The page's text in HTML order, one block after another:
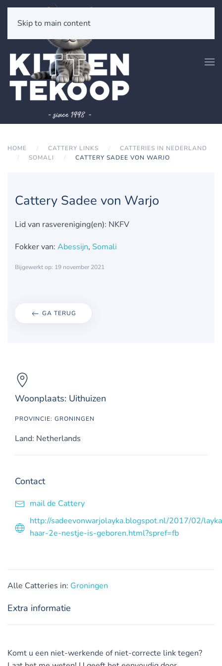
Skip to main content
HOME CATTERY LINKS
CATTERIES IN NEDERLAND
SOMALI
CATTERY SADEE VON WARJO
Cattery Sadee von Warjo
Lid van rasvereniging(en): NKFV
Fokker van: Abessijn, Somali
Bijgewerkt op: 19 november 2021
GA TERUG
Woonplaats: Uithuizen
PROVINCIE: GRONINGEN
Land: Netherlands
Contact
mail de Cattery
http://sadeevonwarjolayka.blogspot.nl/2017/02/
haar-2e-nestje-is-geboren.html?spref=fb
Alle Catteries in: Groningen
Extra informatie
Komt u een niet-werkende of niet-correcte link tegen?